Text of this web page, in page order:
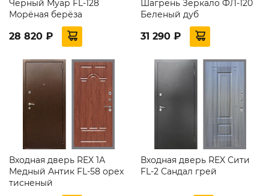
Черный Муар FL-128
Морёная берёза
28 820 ₽
Шагрень Зеркало ФЛ-120
Беленый дуб
31 290 ₽
Входная дверь REX 1А
Медный Антик FL-58 орех
тисненый
Входная дверь REX Сити
FL-2 Сандал грей